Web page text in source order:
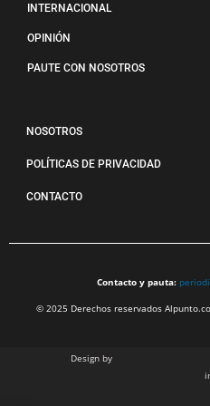
INTERNACIONAL
OPINIÓN
PAUTE CON NOSOTROS
NOSOTROS
POLÍTICAS DE PRIVACIDAD
CONTACTO
Contacto y pauta:
© 2025 Derechos reservados
Design by